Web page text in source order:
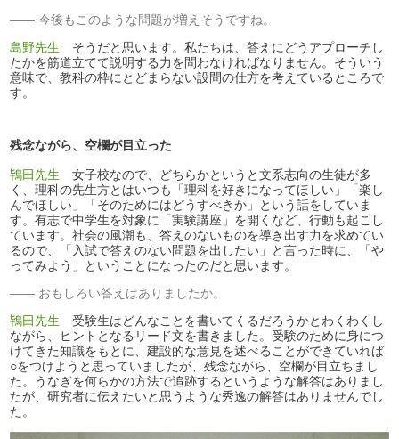
今後もこのような問題が増えそうですね。
島野先生 そうだと思います。私たちは、答えにどうアプローチし
たかを筋道立てて説明する力を問わなければなりません。そういう
意味で、教科の枠にとどまらない設問の仕方を考えているところで
す。
残念ながら、空欄が目立った
鴇田先生 女子校なので、どちらかというと文系志向の生徒が多
く、理科の先生方とはいつも「理科を好きになってほしい」「楽し
んでほしい」「そのためにはどうすべきか」という話をしていま
す。有志で中学生を対象に「実験講座」を開くなど、行動も起こし
ています。社会の風潮も、答えのないものを導き出す力を求めてい
るので、「入試で答えのない問題を出したい」と言った時に、「や
ってみよう」ということになったのだと思います。
おもしろい答えはありましたか。
鴇田先生 受験生はどんなことを書いてくるだろうかとわくわくし
ながら、ヒントとなるリード文を書きました。受験のために身につ
けてきた知識をもとに、建設的な意見を述べることができていれば
○をつけようと思っていましたが、残念ながら、空欄が目立ちまし
た。うなぎを何らかの方法で追跡するというような解答はありまし
たが、研究者に伝えたいと思うような秀逸の解答はありませんでし
た。